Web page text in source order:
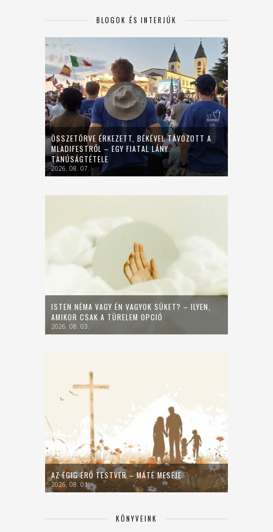
BLOGOK ÉS INTERJÚK
ÖSSZETÖRVE ÉRKEZETT, BÉKÉVEL TÁVOZOTT A
MLADIFESTRŐL – EGY FIATAL LÁNY
TANÚSÁGTÉTELE
2026. 08. 07.
ISTEN NÉMA VAGY ÉN VAGYOK SÜKET? – ILYEN,
AMIKOR CSAK A TÜRELEM OPCIÓ
2026. 08. 03.
AZ ÉGIG ÉRŐ TESTVÉR – MÁTÉ MESÉJE
2026. 08. 01.
KÖNYVEINK